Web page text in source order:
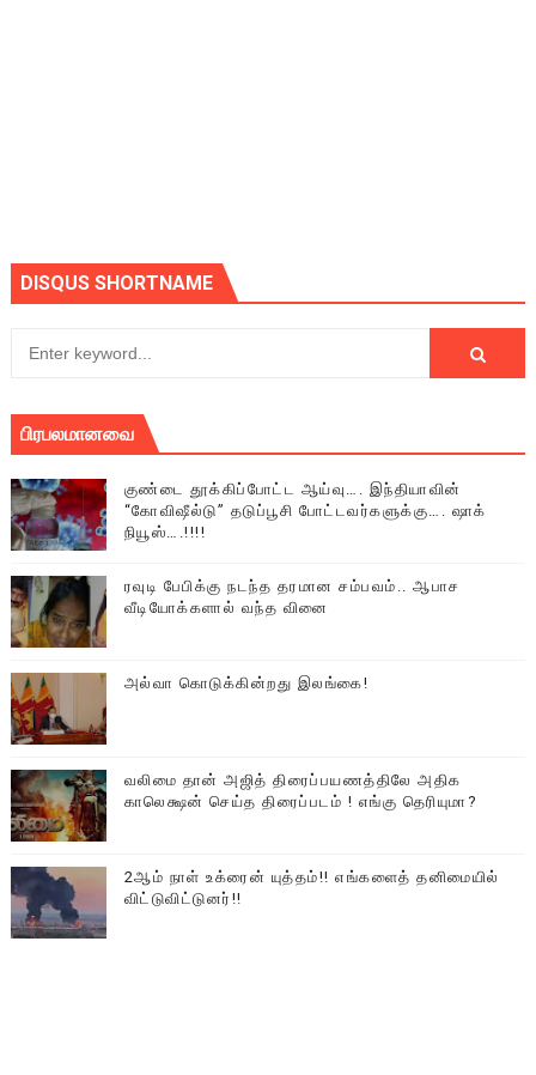
DISQUS SHORTNAME
பிரபலமானவை
குண்டை தூக்கிப்போட்ட ஆய்வு…. இந்தியாவின்
“கோவிஷீல்டு” தடுப்பூசி போட்டவர்களுக்கு…. ஷாக்
நியூஸ்….!!!!
ரவுடி பேபிக்கு நடந்த தரமான சம்பவம்.. ஆபாச
வீடியோக்களால் வந்த வினை
அல்வா கொடுக்கின்றது இலங்கை!
வலிமை தான் அஜித் திரைப்பயணத்திலே அதிக
காலெக்ஷன் செய்த திரைப்படம் ! எங்கு தெரியுமா?
2ஆம் நாள் உக்ரைன் யுத்தம்!! எங்களைத் தனிமையில்
விட்டுவிட்டுனர்!!